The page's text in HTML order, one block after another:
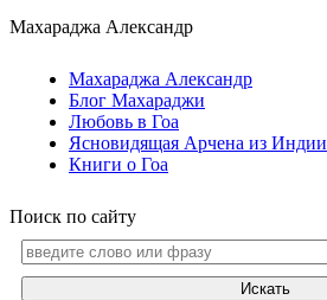
Махараджа Александр
Махараджа Александр
Блог Махараджи
Любовь в Гоа
Ясновидящая Арчена из Индии
Книги о Гоа
Поиск по сайту
Искать